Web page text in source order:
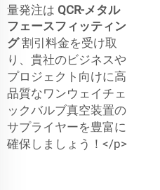
量発注は QCR-メタル
フェースフィッティン
グ割引料金を受け取
り、貴社のビジネスや
プロジェクト向けに高
品質なワンウェイチェ
ックバルブ真空装置の
サプライヤーを豊富に
確保しましょう！</p>